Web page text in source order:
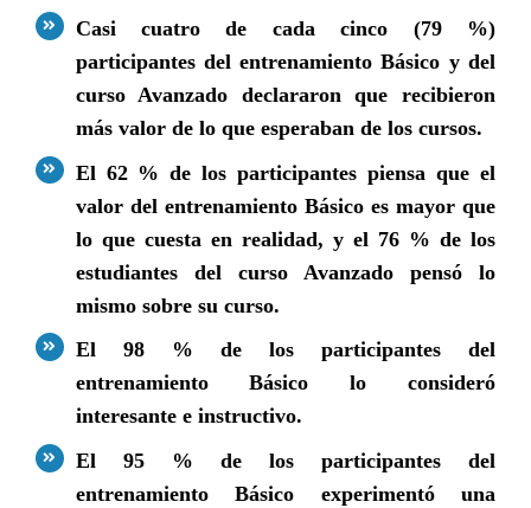
Casi cuatro de cada cinco (79 %)
participantes del entrenamiento Básico y del
curso Avanzado declararon que recibieron
más valor de lo que esperaban de los cursos.
El 62 % de los participantes piensa que el
valor del entrenamiento Básico es mayor que
lo que cuesta en realidad, y el 76 % de los
estudiantes del curso Avanzado pensó lo
mismo sobre su curso.
El 98 % de los participantes del
entrenamiento Básico lo consideró
interesante e instructivo.
El 95 % de los participantes del
entrenamiento Básico experimentó una